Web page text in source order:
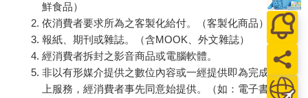
鮮食品）
依消費者要求所為之客製化給付。（客製化商品）
報紙、期刊或雜誌。（含MOOK、外文雜誌）
經消費者拆封之影音商品或電腦軟體。
非以有形媒介提供之數位內容或一經提供即為完成之線
上服務，經消費者事先同意始提供。（如：電子書、電